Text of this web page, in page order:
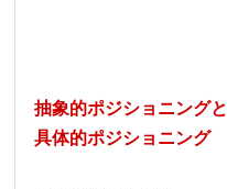
抽象的ポジショニングと
具体的ポジショニング